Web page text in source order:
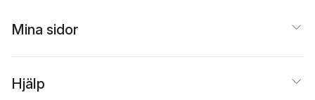
Mina sidor
Hjälp